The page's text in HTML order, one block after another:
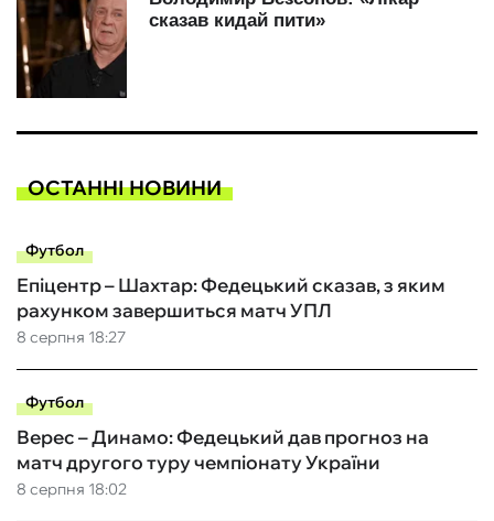
ОСТАННІ НОВИНИ
Футбол
8 серпня 18:27
Епіцентр – Шахтар: Федецький сказав, з яким
рахунком завершиться матч УПЛ
Футбол
8 серпня 18:02
Верес – Динамо: Федецький дав прогноз на
матч другого туру чемпіонату України